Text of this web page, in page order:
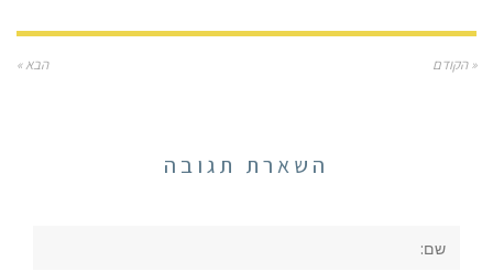
« הקודם הבא »
השארת תגובה